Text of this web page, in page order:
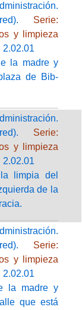
Serie:
y limpieza
2.02.01
la madre y
de Bib-
Serie:
y limpieza
2.02.01
limpia del
de la
Serie:
y limpieza
2.02.01
la madre y
que está